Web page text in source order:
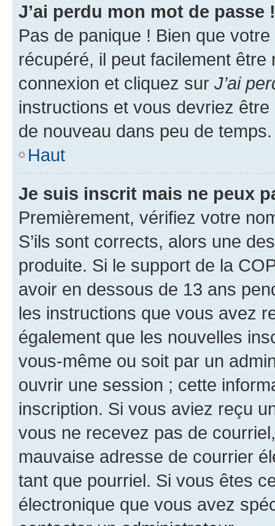
J’ai perdu mon mot de passe !
Pas de panique ! Bien que
récupéré, il peut facilement
connexion et cliquez sur J’ai
instructions et vous devriez
de nouveau dans peu de temps.
Haut
Je suis inscrit mais ne peux
Premièrement, vérifiez votre
S’ils sont corrects, alors une
produite. Si le support de la
avoir en dessous de 13 ans
les instructions que vous avez
également que les nouvelles
vous-même ou soit par un
ouvrir une session ; cette
inscription. Si vous aviez reçu
vous ne recevez pas de
mauvaise adresse de courrier
tant que pourriel. Si vous êtes
électronique que vous avez